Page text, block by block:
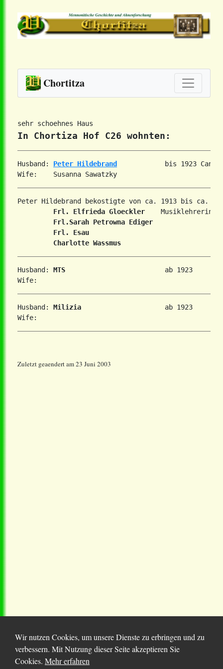
Chortitza
In Chortiza Hof C26 wohnten:
Husband: Peter Hildebrand
bis 1923
Peter Hildebrand bekostigte von ca. 1913 bis ca.
Frl. Elfrieda Gloeckler
    Musiklehrerin
Frl.Sarah Petrowna Ediger
Frl. Esau
Charlotte Wassmus
Husband: MTS
                         ab 1923
Husband: Milizia
                     ab 1923
Zuletzt geaendert am 23 Juni 2003
Wir nutzen Cookies, um unsere Dienste zu erbringen und zu
verbessern. Mit Nutzung dieser Seite akzeptieren Sie
Cookies. Mehr erfahren